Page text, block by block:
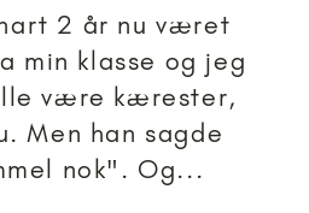
2 år nu været
min klasse og jeg
være kærester,
Men han sagde
nok". Og...